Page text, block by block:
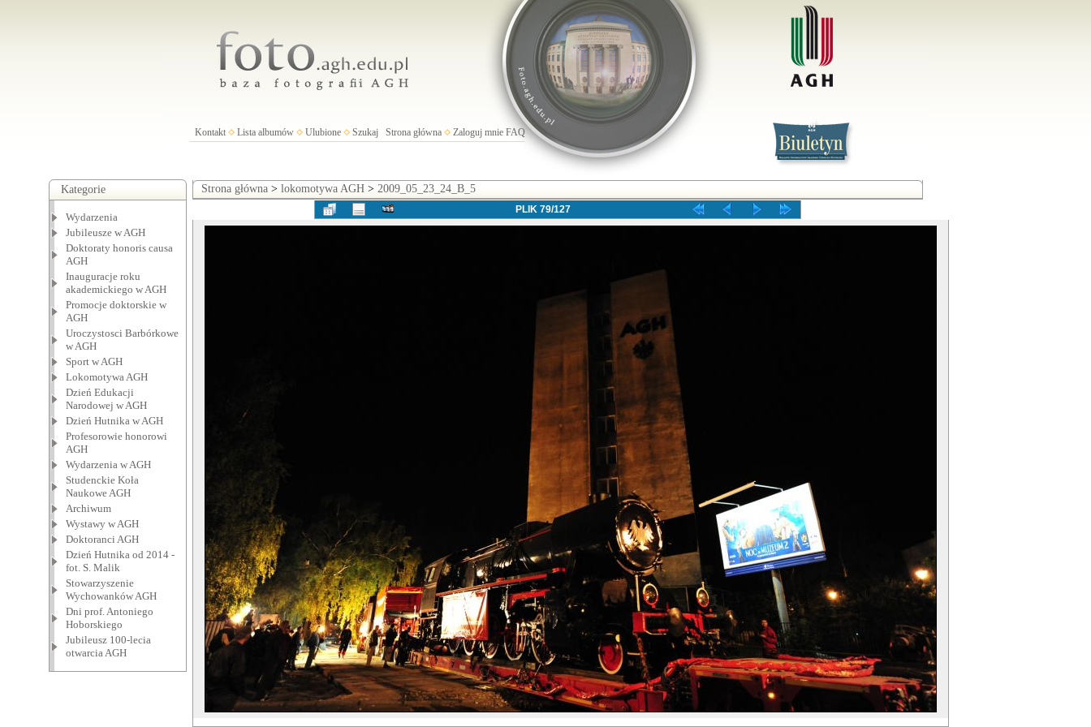
Kontakt Lista albumów Ulubione Szukaj Strona główna Zaloguj mnie FAQ
Kategorie
Wydarzenia
Jubileusze w AGH
Doktoraty honoris causa
AGH
Inauguracje roku
akademickiego w AGH
Promocje doktorskie w
AGH
Uroczystosci Barbórkowe
w AGH
Sport w AGH
Lokomotywa AGH
Dzień Edukacji
Narodowej w AGH
Dzień Hutnika w AGH
Profesorowie honorowi
AGH
Wydarzenia w AGH
Studenckie Koła
Naukowe AGH
Archiwum
Wystawy w AGH
Doktoranci AGH
Dzień Hutnika od 2014 -
fot. S. Malik
Stowarzyszenie
Wychowanków AGH
Dni prof. Antoniego
Hoborskiego
Jubileusz 100-lecia
otwarcia AGH
Strona główna> lokomotywa AGH> 2009_05_23_24_B_5
PLIK 79/127